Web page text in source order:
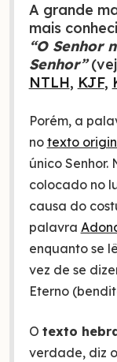
A grande
mais
“O Senhor
Senhor”
NTLH, KJF,
Porém, a
no texto
único
colocado no
causa do
palavra
enquanto se
vez de se
Eterno
O texto
verdade, diz